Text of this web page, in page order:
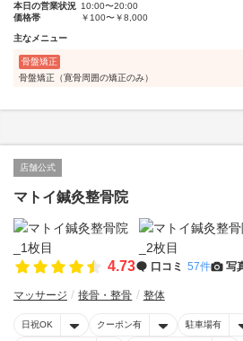
本日の営業状況 10:00〜20:00
価格帯
￥100〜￥8,000
主なメニュー
骨盤矯正
骨盤矯正（寛骨周囲の矯正のみ）
店舗公式
マトイ鍼灸整骨院
4.73 口コミ 57件 写
マッサージ 接骨・整骨 整体
日祝OK クーポン有 駐車場有